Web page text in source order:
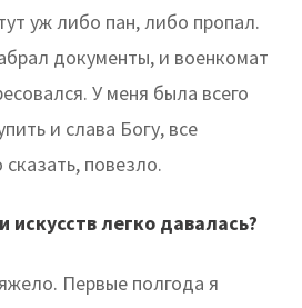
уж либо пан, либо пропал.
документы, и военкомат
У меня была всего
и слава Богу, все
повезло.
искусств легко давалась?
Первые полгода я